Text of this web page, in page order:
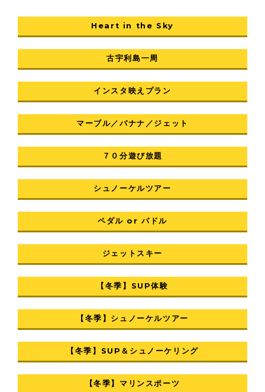
Heart in the Sky
古宇利島一周
インスタ映えプラン
マーブル／バナナ／ジェット
７０分遊び放題
シュノーケルツアー
ペダル or パドル
ジェットスキー
【冬季】SUP体験
【冬季】シュノーケルツアー
【冬季】SUP＆シュノーケリング
【冬季】マリンスポーツ